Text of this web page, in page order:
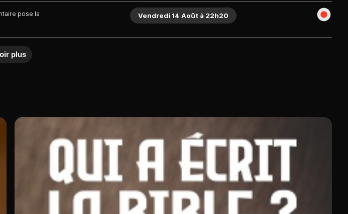
pose la
Vendredi 14 Août à 22h20
plus